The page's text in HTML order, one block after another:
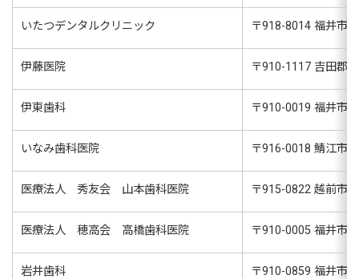
いたつデンタルクリニック 〒918-8014 福井市
伊藤医院 〒910-1117 吉田郡
伊東歯科 〒910-0019 福井市
いなみ歯科医院 〒916-0018 鯖江市
医療法人 秀友会 山本歯科医院 〒915-0822 越前市
医療法人 穂高会 高橋歯科医院 〒910-0005 福井市
岩井歯科 〒910-0859 福井市